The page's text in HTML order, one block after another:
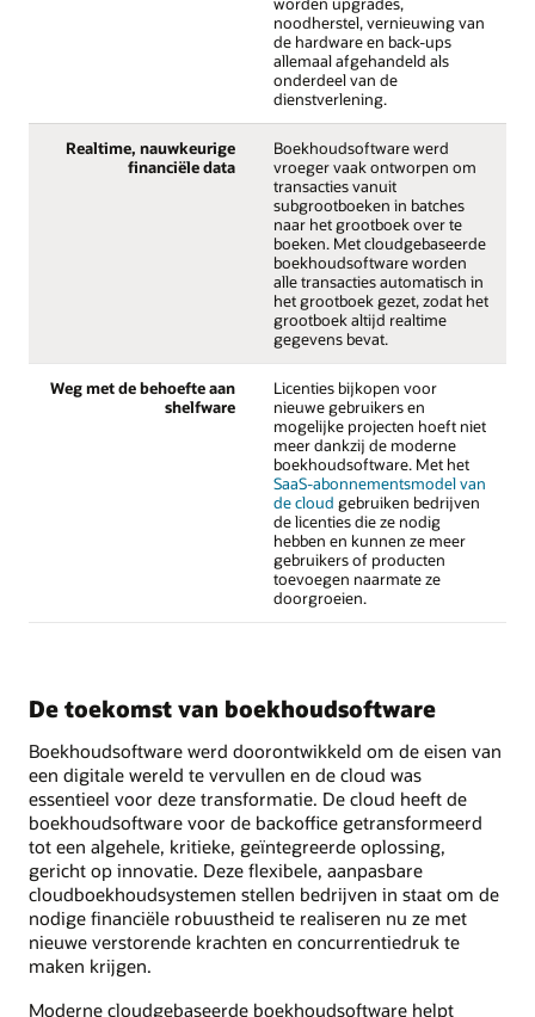
noodherstel, vernieuwing van
de hardware en back-ups
allemaal afgehandeld als
onderdeel van de
dienstverlening.
Realtime, nauwkeurige
financiële data
Boekhoudsoftware werd
vroeger vaak ontworpen om
transacties vanuit
subgrootboeken in batches
naar het grootboek over te
boeken. Met cloudgebaseerde
boekhoudsoftware worden
alle transacties automatisch in
het grootboek gezet, zodat het
grootboek altijd realtime
gegevens bevat.
Weg met de behoefte aan
shelfware
Licenties bijkopen voor
nieuwe gebruikers en
mogelijke projecten hoeft niet
meer dankzij de moderne
boekhoudsoftware. Met het
SaaS-abonnementsmodel van
de cloud gebruiken bedrijven
de licenties die ze nodig
hebben en kunnen ze meer
gebruikers of producten
toevoegen naarmate ze
doorgroeien.
De toekomst van boekhoudsoftware
Boekhoudsoftware werd doorontwikkeld om de eisen van
een digitale wereld te vervullen en de cloud was
essentieel voor deze transformatie. De cloud heeft de
boekhoudsoftware voor de backoffice getransformeerd
tot een algehele, kritieke, geïntegreerde oplossing,
gericht op innovatie. Deze flexibele, aanpasbare
cloudboekhoudsystemen stellen bedrijven in staat om de
nodige financiële robuustheid te realiseren nu ze met
nieuwe verstorende krachten en concurrentiedruk te
maken krijgen.
Moderne cloudgebaseerde boekhoudsoftware helpt